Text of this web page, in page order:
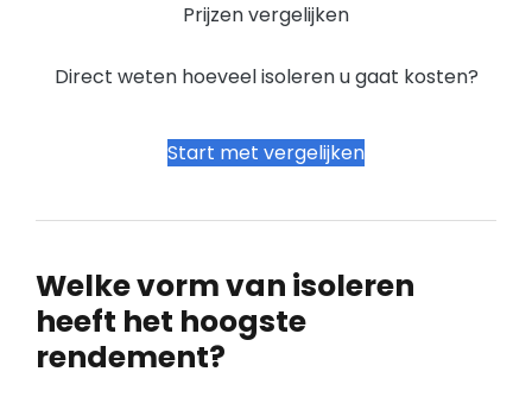
Prijzen vergelijken
Direct weten hoeveel isoleren u gaat kosten?
Start met vergelijken
Welke vorm van isoleren
heeft het hoogste
rendement?